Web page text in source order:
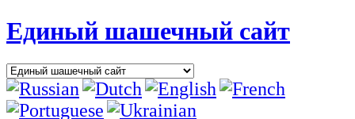
Единый шашечный сайт